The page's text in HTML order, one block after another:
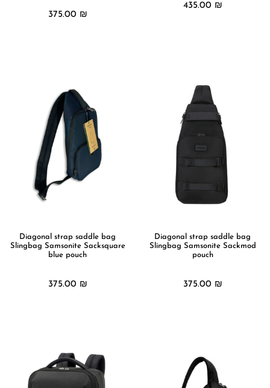
435.00 ₪
375.00 ₪
Diagonal strap saddle bag
Slingbag Samsonite Sackmod
pouch
375.00 ₪
Diagonal strap saddle bag
Slingbag Samsonite Sacksquare
blue pouch
375.00 ₪